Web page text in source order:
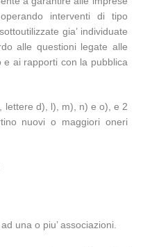
interventi di tipo
gia’ individuate
alle questioni legate alle
ai rapporti con la pubblica
lettere d), l), m), n) e o), e 2
nuovi o maggiori oneri
una o piu’ associazioni.